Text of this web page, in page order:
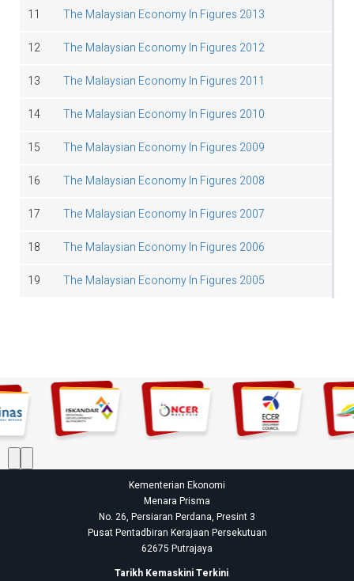
11
The Malaysian Economy In Figures 2013
12
The Malaysian Economy In Figures 2012
13
The Malaysian Economy In Figures 2011
14
The Malaysian Economy In Figures 2010
15
The Malaysian Economy In Figures 2009
16
The Malaysian Economy In Figures 2008
17
The Malaysian Economy In Figures 2007
18
The Malaysian Economy In Figures 2006
19
The Malaysian Economy In Figures 2005
Kementerian Ekonomi
Menara Prisma
No. 26, Persiaran Perdana, Presint 3
Pusat Pentadbiran Kerajaan Persekutuan
62675 Putrajaya
Tarikh Kemaskini Terkini